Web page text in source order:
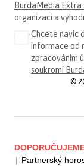
BurdaMedia Extra
organizaci a
Chcete navíc
informace od
zpracováním
soukromí
©
| Partnerský